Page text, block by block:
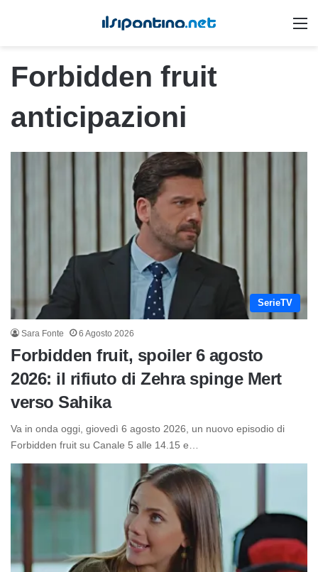
Forbidden fruit
anticipazioni
SerieTV
Sara Fonte 6 Agosto 2026
Forbidden fruit, spoiler 6 agosto
2026: il rifiuto di Zehra spinge Mert
verso Sahika
Va in onda oggi, giovedì 6 agosto 2026, un nuovo episodio di
Forbidden fruit su Canale 5 alle 14.15 e…